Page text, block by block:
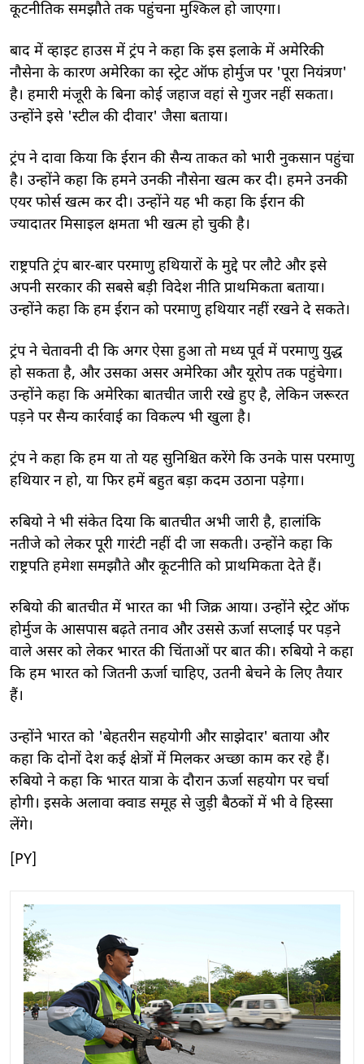
कूटनीतिक समझौते तक पहुंचना मुश्किल हो जाएगा।
बाद में व्हाइट हाउस में ट्रंप ने कहा कि इस इलाके में अमेरिकी
नौसेना के कारण अमेरिका का स्ट्रेट ऑफ होर्मुज पर 'पूरा नियंत्रण'
है। हमारी मंजूरी के बिना कोई जहाज वहां से गुजर नहीं सकता।
उन्होंने इसे 'स्टील की दीवार' जैसा बताया।
ट्रंप ने दावा किया कि ईरान की सैन्य ताकत को भारी नुकसान पहुंचा
है। उन्होंने कहा क‍ि हमने उनकी नौसेना खत्म कर दी। हमने उनकी
एयर फोर्स खत्म कर दी। उन्होंने यह भी कहा कि ईरान की
ज्यादातर मिसाइल क्षमता भी खत्म हो चुकी है।
राष्ट्रपति ट्रंप बार-बार परमाणु हथियारों के मुद्दे पर लौटे और इसे
अपनी सरकार की सबसे बड़ी विदेश नीति प्राथमिकता बताया।
उन्होंने कहा क‍ि हम ईरान को परमाणु हथियार नहीं रखने दे सकते।
ट्रंप ने चेतावनी दी क‍ि अगर ऐसा हुआ तो मध्य पूर्व में परमाणु युद्ध
हो सकता है, और उसका असर अमेरिका और यूरोप तक पहुंचेगा।
उन्होंने कहा कि अमेरिका बातचीत जारी रखे हुए है, लेकिन जरूरत
पड़ने पर सैन्य कार्रवाई का विकल्प भी खुला है।
ट्रंप ने कहा क‍ि हम या तो यह सुनिश्चित करेंगे कि उनके पास परमाणु
हथियार न हो, या फिर हमें बहुत बड़ा कदम उठाना पड़ेगा।
रुबियो ने भी संकेत दिया कि बातचीत अभी जारी है, हालांकि
नतीजे को लेकर पूरी गारंटी नहीं दी जा सकती। उन्होंने कहा क‍ि
राष्ट्रपति हमेशा समझौते और कूटनीति को प्राथमिकता देते हैं।
रुबियो की बातचीत में भारत का भी ज‍िक्र आया। उन्होंने स्ट्रेट ऑफ
होर्मुज के आसपास बढ़ते तनाव और उससे ऊर्जा सप्लाई पर पड़ने
वाले असर को लेकर भारत की चिंताओं पर बात की। रुबियो ने कहा
क‍ि हम भारत को जितनी ऊर्जा चाहिए, उतनी बेचने के लिए तैयार
हैं।
उन्होंने भारत को 'बेहतरीन सहयोगी और साझेदार' बताया और
कहा कि दोनों देश कई क्षेत्रों में मिलकर अच्छा काम कर रहे हैं।
रुबियो ने कहा कि भारत यात्रा के दौरान ऊर्जा सहयोग पर चर्चा
होगी। इसके अलावा क्वाड समूह से जुड़ी बैठकों में भी वे हिस्सा
लेंगे।
[PY]